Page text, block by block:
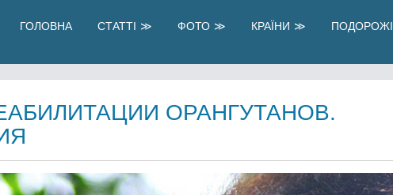
ГОЛОВНА СТАТТІ ФОТО КРАЇНИ ПОДОРОЖІ
ОРАНГУТАНОВ.